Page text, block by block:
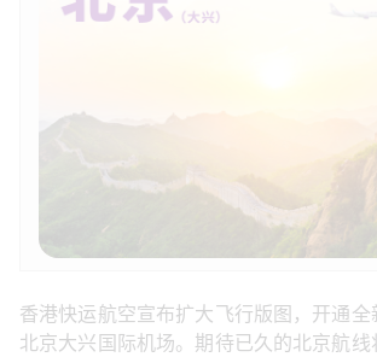
香港快运航空宣布扩大飞行版图，开通
北京大兴国际机场。期待已久的北京航